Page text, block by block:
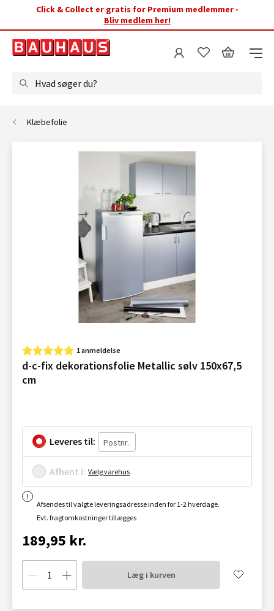
Click & Collect er gratis for Premium medlemmer -
Bliv medlem her!
Hvad søger du?
Klæbefolie
1 anmeldelse
d-c-fix dekorationsfolie Metallic sølv 150x67,5
cm
Leveres til:
Afhent i: Vælg varehus
Afsendes til valgte leveringsadresse inden for 1-2 hverdage.
Evt. fragtomkostninger tillægges
189,95 kr.
Læg i kurven